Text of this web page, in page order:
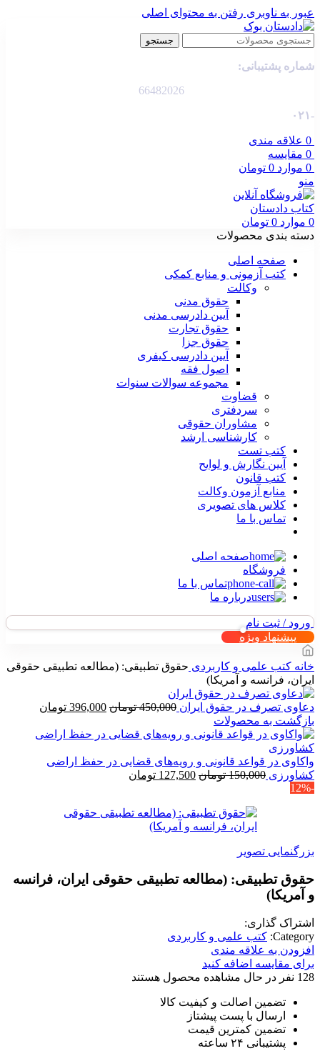
عبور به ناوبری رفتن به محتوای اصلی
جستجو
شماره پشتیبانی:
66482026
-۰۲۱
0 علاقه مندی
0 مقایسه
0 موارد 0 تومان
منو
0 موارد 0 تومان
دسته بندی محصولات
صفحه اصلی
کتب آزمونی و منابع کمکی
وکالت
حقوق مدنی
آیین دادرسی مدنی
حقوق تجارت
حقوق جزا
آیین دادرسی کیفری
اصول فقه
مجموعه سوالات سنوات
قضاوت
سردفتری
مشاوران حقوقی
کارشناسی ارشد
کتب تست
آیین نگارش و لوایح
کتب قانون
منابع آزمون وکالت
کلاس های تصویری
تماس با ما
صفحه اصلی
فروشگاه
تماس با ما
درباره ما
ورود / ثبت نام
پیشنهاد ویژه
خانه کتب علمی و کاربردی حقوق تطبیقی: (مطالعه تطبیقی حقوقی
ایران، فرانسه و آمریکا)
دعاوی تصرف در حقوق ایران 450,000 تومان قیمت
450,000 تومان
396,000 تومان
بازگشت به محصولات
واکاوی در قواعد قانونی و رویه‌های قضایی در حفظ اراضی
کشاورزی 150,000 تومان قیمت
بود.
127,500 تومان
است.
-12%
بزرگنمایی تصویر
حقوق تطبیقی: (مطالعه تطبیقی حقوقی ایران، فرانسه
و آمریکا)
اشتراک گذاری:
Category: کتب علمی و کاربردی
افزودن به علاقه مندی
برای مقایسه اضافه کنید
128 نفر در حال مشاهده محصول هستند
تضمین اصالت و کیفیت کالا
ارسال با پست پیشتاز
تضمین کمترین قیمت
پشتیبانی ۲۴ ساعته